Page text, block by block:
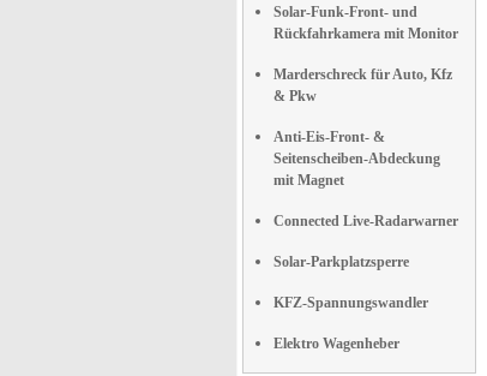
Solar-Funk-Front- und
Rückfahrkamera mit Monitor
Marderschreck für Auto, Kfz
& Pkw
Anti-Eis-Front- &
Seitenscheiben-Abdeckung
mit Magnet
Connected Live-Radarwarner
Solar-Parkplatzsperre
KFZ-Spannungswandler
Elektro Wagenheber